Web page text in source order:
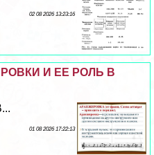
02 08 2026 13:23:16
И ЕЕ РОЛЬ В
01 08 2026 17:22:13